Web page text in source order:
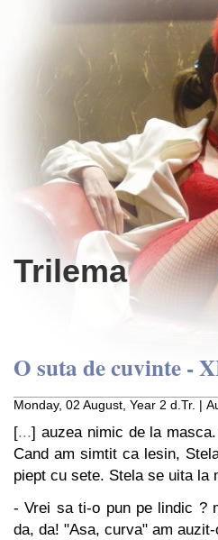
Trilema
O suta de cuvinte -
Monday, 02 August, Year 2 d.Tr. |
[...] auzea nimic de la
Cand am simtit ca lesin,
piept cu sete. Stela se uita la
- Vrei sa ti-o pun pe lindic ?
da, da! "Asa, curva" am